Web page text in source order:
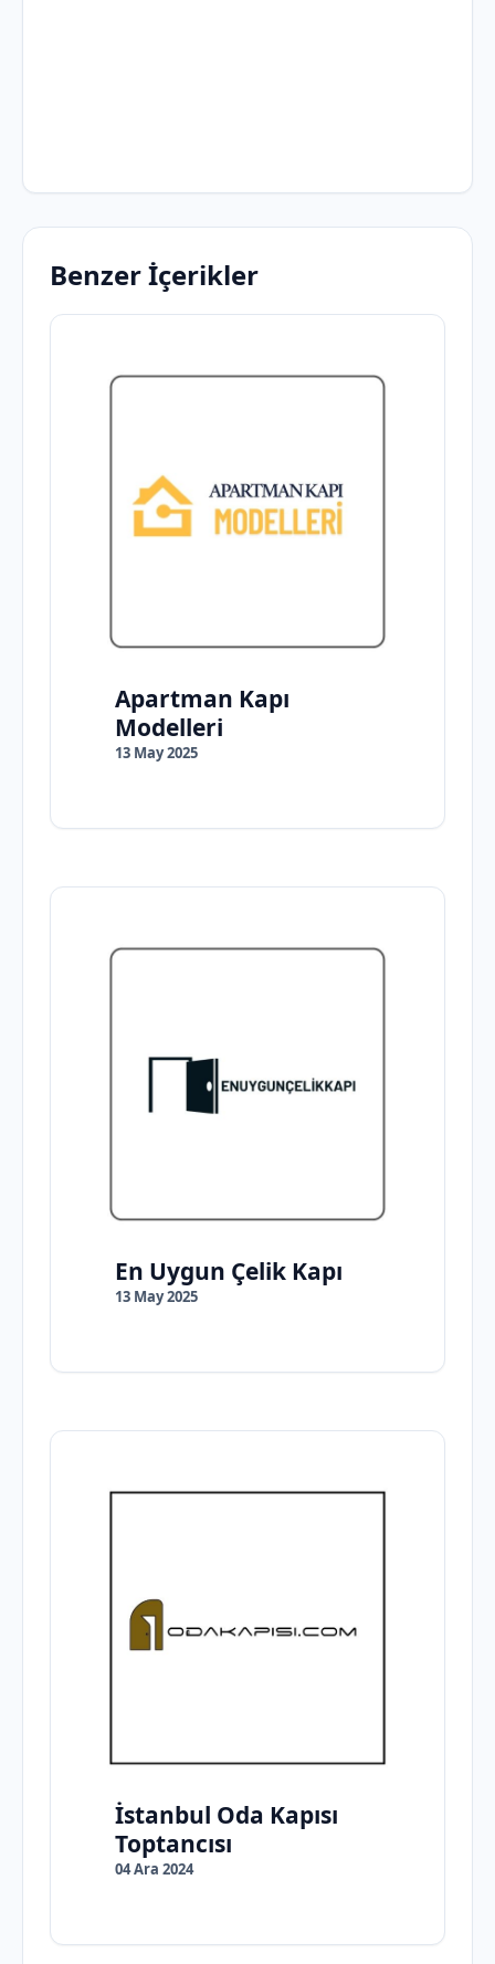
Benzer İçerikler
Apartman Kapı
Modelleri
13 May 2025
En Uygun Çelik Kapı
13 May 2025
İstanbul Oda Kapısı
Toptancısı
04 Ara 2024